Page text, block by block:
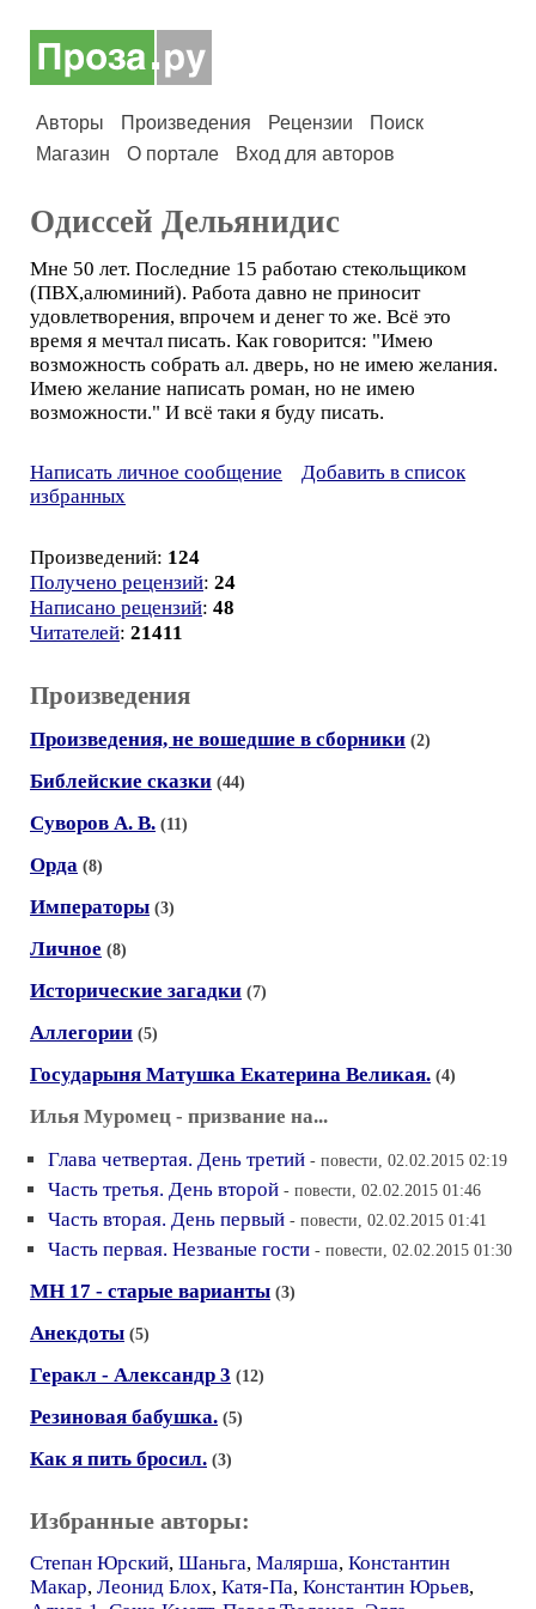
Авторы Произведения Рецензии
Поиск
Магазин
О портале Вход для авторов
Одиссей Дельянидис
Мне 50 лет. Последние 15 работаю стекольщиком
(ПВХ,алюминий). Работа давно не приносит
удовлетворения, впрочем и денег то же. Всё это
время я мечтал писать. Как говорится: "Имею
возможность собрать ал. дверь, но не имею желания.
Имею желание написать роман, но не имею
возможности." И всё таки я буду писать.
Написать личное сообщение
Добавить в список
избранных
Произведений: 124
Получено рецензий: 24
Написано рецензий: 48
Читателей: 21411
Произведения
Произведения, не вошедшие в сборники (2)
Библейские сказки (44)
Суворов А. В. (11)
Орда (8)
Императоры (3)
Личное (8)
Исторические загадки (7)
Аллегории (5)
Государыня Матушка Екатерина Великая. (4)
Илья Муромец - призвание на...
Глава четвертая. День третий - повести, 02.02.2015 02:19
Часть третья. День второй - повести, 02.02.2015 01:46
Часть вторая. День первый - повести, 02.02.2015 01:41
Часть первая. Незваные гости - повести, 02.02.2015 01:30
МН 17 - старые варианты (3)
Анекдоты (5)
Геракл - Александр 3 (12)
Резиновая бабушка. (5)
Как я пить бросил. (3)
Избранные авторы:
Степан Юрский, Шаньга, Малярша, Константин
Макар, Леонид Блох, Катя-Па, Константин Юрьев,